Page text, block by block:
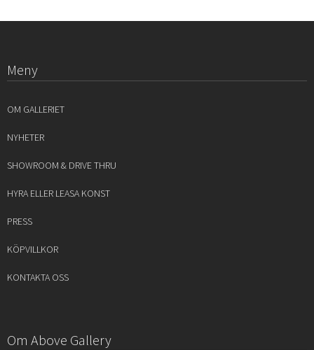
Meny
OM GALLERIET
NYHETER
SHOWROOM & DRIVE THRU
HYRA ELLER LEASA KONST
PRESS
KÖPVILLKOR
KONTAKTA OSS
Om Above Gallery